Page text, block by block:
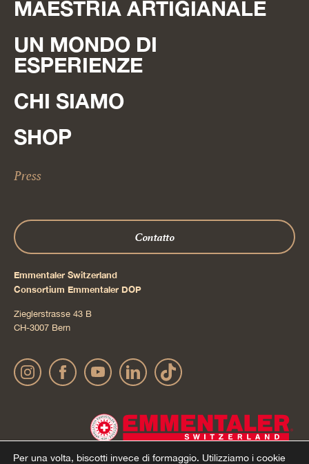
MAESTRIA ARTIGIANALE
UN MONDO DI
ESPERIENZE
CHI SIAMO
SHOP
Press
Contatto
Emmentaler Switzerland
Consortium Emmentaler DOP
Zieglerstrasse 43 B
CH-3007 Bern
Per una volta, biscotti invece di formaggio. Utilizziamo i cookie